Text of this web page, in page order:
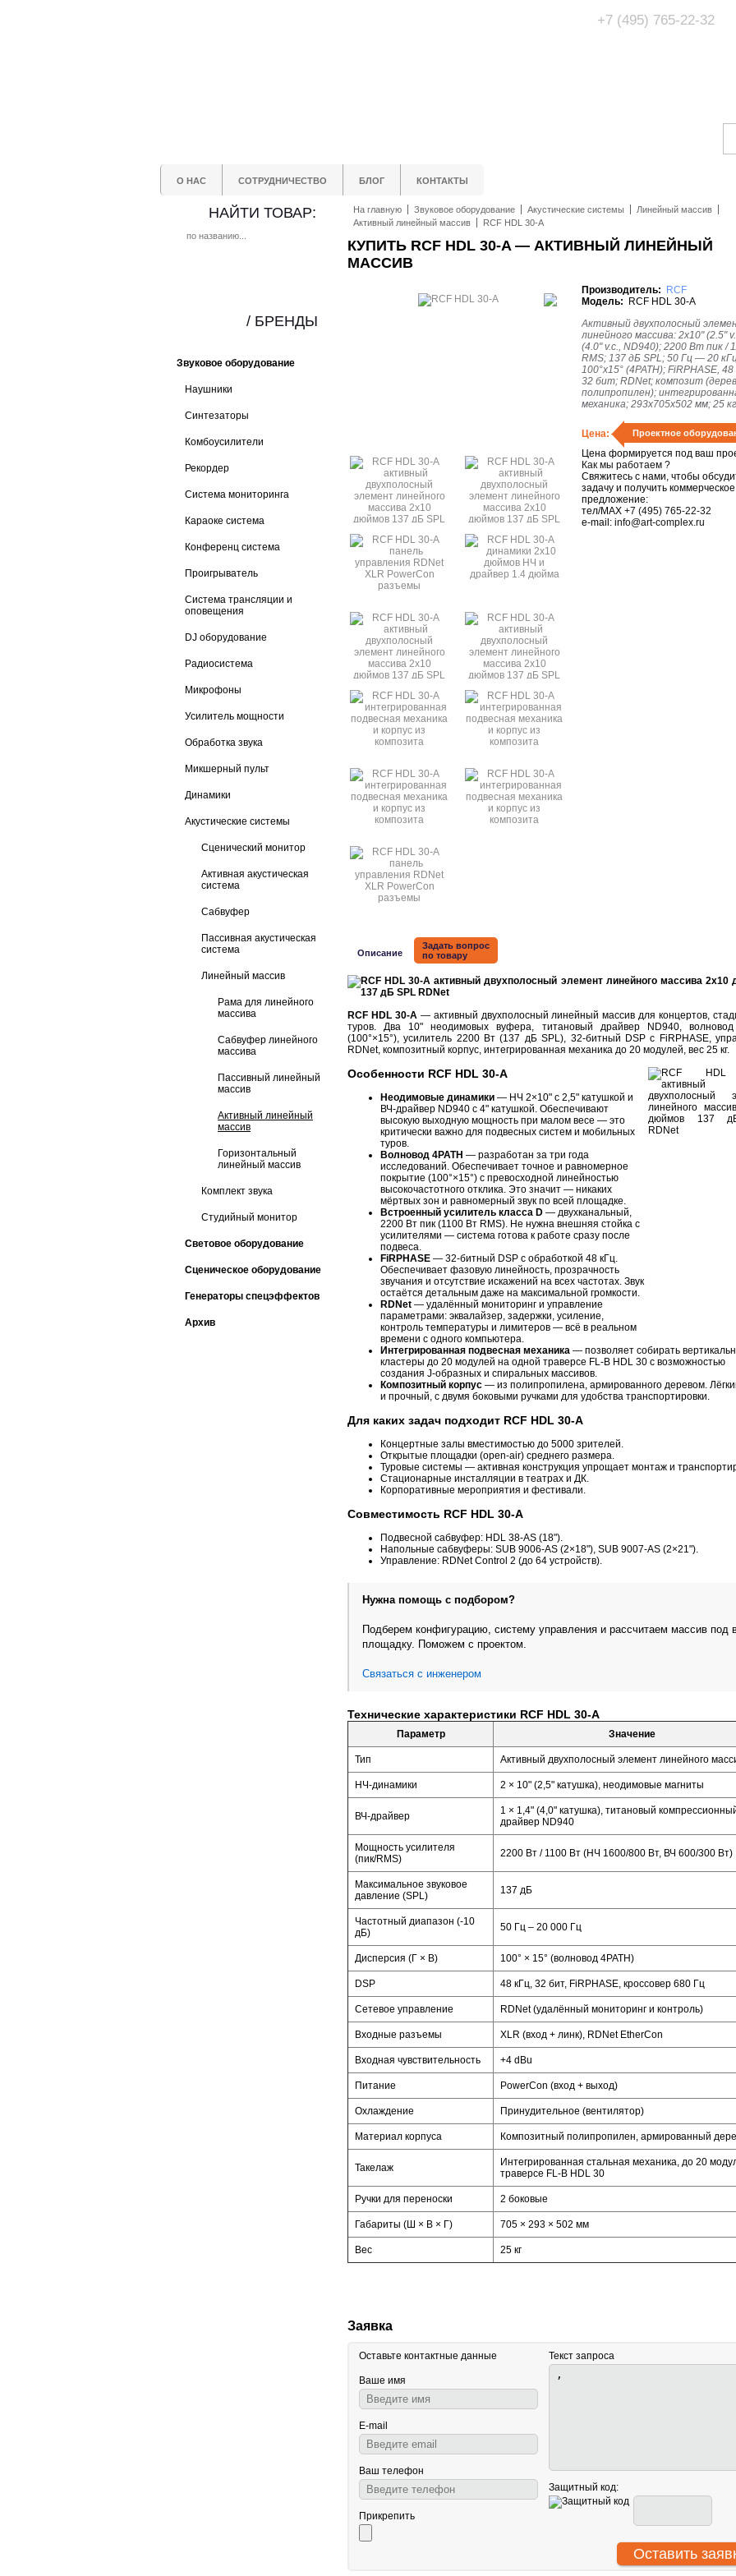
+7 (495) 765-22-32
О НАС СОТРУДНИЧЕСТВО БЛОГ КОНТАКТЫ
НАЙТИ ТОВАР:
Звуковое оборудование
Наушники
Синтезаторы
Комбоусилители
Рекордер
Система мониторинга
Караоке система
Конференц система
Проигрыватель
Система трансляции и
оповещения
DJ оборудование
Радиосистема
Микрофоны
Усилитель мощности
Обработка звука
Микшерный пульт
Динамики
Акустические системы
Сценический монитор
Активная акустическая
система
Сабвуфер
Пассивная акустическая
система
Линейный массив
Рама для линейного
массива
Сабвуфер линейного
массива
Пассивный линейный
массив
Активный линейный
массив
Горизонтальный
линейный массив
Комплект звука
Студийный монитор
Световое оборудование
Сценическое оборудование
Генераторы спецэффектов
Архив
/ БРЕНДЫ
На главную Звуковое оборудование Акустические системы
Линейный массив
Активный линейный массив
RCF HDL 30-A
КУПИТЬ RCF HDL 30-A — АКТИВНЫЙ ЛИНЕЙНЫЙ
МАССИВ
Производитель:
RCF
Модель: RCF HDL 30-A
Активный двухполосный
линейного массива: 2x10" (2.5"
(4.0" v.c., ND940); 2200 Вт пик /
RMS; 137 дБ SPL; 50 Гц — 20
100°x15° (4PATH); FiRPHASE, 48
32 бит; RDNet; композит
полипропилен);
механика; 293x705x502 мм; 25
Цена: Проектное
Цена формируется под ваш
Как мы работаем ?
Свяжитесь с нами, чтобы
задачу и получить коммерческое
предложение:
тел/MAX +7 (495) 765-22-32
e-mail: info@art-complex.ru
Описание
Задать вопрос
по товару
RCF HDL 30-A— активный двухполосный линейный массив для концертов,
туров. Два 10" неодимовых вуфера, титановый драйвер ND940, волновод
(100°×15°), усилитель 2200 Вт (137 дБ SPL), 32-битный DSP с FiRPHASE,
RDNet, композитный корпус, интегрированная механика до 20 модулей, вес 25 кг.
Особенности RCF HDL 30-A
Неодимовые динамики — НЧ 2×10" с 2,5" катушкой и
ВЧ-драйвер ND940 с 4" катушкой. Обеспечивают
высокую выходную мощность при малом весе — это
критически важно для подвесных систем и мобильных
туров.
Волновод 4PATH — разработан за три года
исследований. Обеспечивает точное и равномерное
покрытие (100°×15°) с превосходной линейностью
высокочастотного отклика. Это значит — никаких
мёртвых зон и равномерный звук по всей площадке.
Встроенный усилитель класса D — двухканальный,
2200 Вт пик (1100 Вт RMS). Не нужна внешняя стойка с
усилителями — система готова к работе сразу после
подвеса.
FiRPHASE — 32-битный DSP с обработкой 48 кГц.
Обеспечивает фазовую линейность, прозрачность
звучания и отсутствие искажений на всех частотах. Звук
остаётся детальным даже на максимальной громкости.
RDNet — удалённый мониторинг и управление
параметрами: эквалайзер, задержки, усиление,
контроль температуры и лимитеров — всё в реальном
времени с одного компьютера.
Интегрированная подвесная механика — позволяет собирать
кластеры до 20 модулей на одной траверсе FL-B HDL 30 с возможностью
создания J-образных и спиральных массивов.
Композитный корпус — из полипропилена, армированного деревом.
и прочный, с двумя боковыми ручками для удобства транспортировки.
Для каких задач подходит RCF HDL 30-A
Концертные залы вместимостью до 5000 зрителей.
Открытые площадки (open-air) среднего размера.
Туровые системы — активная конструкция упрощает монтаж и
Стационарные инсталляции в театрах и ДК.
Корпоративные мероприятия и фестивали.
Совместимость RCF HDL 30-A
Подвесной сабвуфер: HDL 38-AS (18").
Напольные сабвуферы: SUB 9006-AS (2×18"), SUB 9007-AS (2×21").
Управление: RDNet Control 2 (до 64 устройств).
Нужна помощь с подбором?
Подберем конфигурацию, систему управления и рассчитаем массив под
площадку. Поможем с проектом.
Связаться с инженером
Технические характеристики RCF HDL 30-A
Параметр Значение
Тип Активный двухполосный элемент линейного
НЧ-динамики 2 × 10" (2,5" катушка), неодимовые магниты
ВЧ-драйвер
1 × 1,4" (4,0" катушка), титановый
драйвер ND940
Мощность усилителя
(пик/RMS)
2200 Вт / 1100 Вт (НЧ 1600/800 Вт, ВЧ 600/300 Вт)
Максимальное звуковое
давление (SPL)
137 дБ
Частотный диапазон (-10
дБ)
50 Гц – 20 000 Гц
Дисперсия (Г × В) 100° × 15° (волновод 4PATH)
DSP 48 кГц, 32 бит, FiRPHASE, кроссовер 680 Гц
Сетевое управление RDNet (удалённый мониторинг и контроль)
Входные разъемы XLR (вход + линк), RDNet EtherCon
Входная чувствительность +4 dBu
Питание PowerCon (вход + выход)
Охлаждение Принудительное (вентилятор)
Материал корпуса Композитный полипропилен, армированный
Такелаж
Интегрированная стальная механика, до 20
траверсе FL-B HDL 30
Ручки для переноски 2 боковые
Габариты (Ш × В × Г) 705 × 293 × 502 мм
Вес 25 кг
Заявка
Оставьте контактные данные
Ваше имя
E-mail
Ваш телефон
Прикрепить
Текст запроса
Защитный код: